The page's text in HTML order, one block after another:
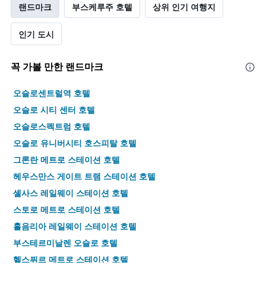
랜드마크 부스케루주 호텔 상위 인기 여행지
인기 도시
꼭 가볼 만한 랜드마크
오슬로센트럴역 호텔
오슬로 시티 센터 호텔
오슬로스펙트럼 호텔
오슬로 유니버시티 호스피탈 호텔
그론란 메트로 스테이션 호텔
헤우스만스 게이트 트램 스테이션 호텔
셸사스 레일웨이 스테이션 호텔
스토로 메트로 스테이션 호텔
홀음리아 레일웨이 스테이션 호텔
부스테르미날렌 오슬로 호텔
헬스퓌르 메트로 스테이션 호텔